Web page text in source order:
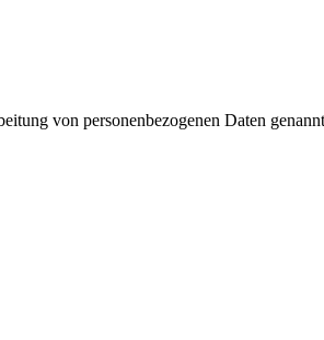
von personenbezogenen Daten